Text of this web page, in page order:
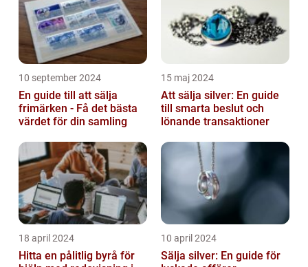
10 september 2024
En guide till att sälja
frimärken - Få det bästa
värdet för din samling
15 maj 2024
Att sälja silver: En guide
till smarta beslut och
lönande transaktioner
18 april 2024
Hitta en pålitlig byrå för
10 april 2024
Sälja silver: En guide för